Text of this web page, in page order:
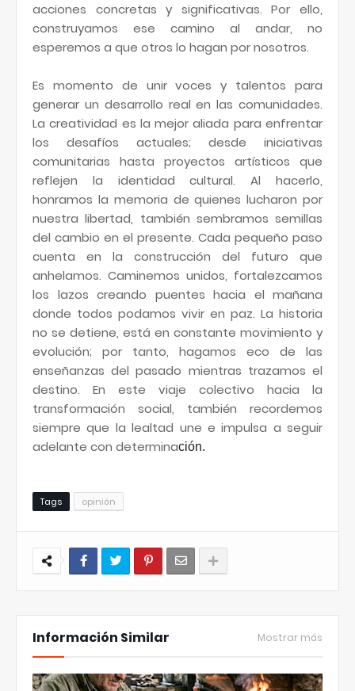
acciones concretas y significativas. Por ello,
construyamos ese camino al andar, no
esperemos a que otros lo hagan por nosotros.
Es momento de unir voces y talentos para
generar un desarrollo real en las comunidades.
La creatividad es la mejor aliada para enfrentar
los desafíos actuales; desde iniciativas
comunitarias hasta proyectos artísticos que
reflejen la identidad cultural. Al hacerlo,
honramos la memoria de quienes lucharon por
nuestra libertad, también sembramos semillas
del cambio en el presente. Cada pequeño paso
cuenta en la construcción del futuro que
anhelamos. Caminemos unidos, fortalezcamos
los lazos creando puentes hacia el mañana
donde todos podamos vivir en paz. La historia
no se detiene, está en constante movimiento y
evolución; por tanto, hagamos eco de las
enseñanzas del pasado mientras trazamos el
destino. En este viaje colectivo hacia la
transformación social, también recordemos
siempre que la lealtad une e impulsa a seguir
adelante con determinación.
Tags opinión
Información Similar Mostrar más